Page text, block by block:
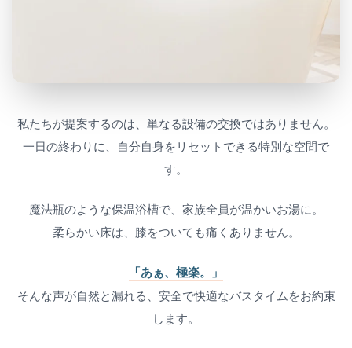
私たちが提案するのは、単なる設備の交換ではありません。
一日の終わりに、自分自身をリセットできる特別な空間で
す。
魔法瓶のような保温浴槽で、家族全員が温かいお湯に。
柔らかい床は、膝をついても痛くありません。
「あぁ、極楽。」
そんな声が自然と漏れる、安全で快適なバスタイムをお約束
します。